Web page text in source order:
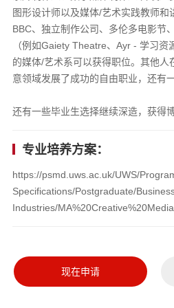
图形设计师以及媒体/艺术实践教师
BBC、独立制作公司、多伦多电影节
（例如Gaiety Theatre、Ayr - 学习
的媒体/艺术系可以获得职位。其他人
意领域发展了成功的自由职业，还有
还有一些毕业生选择继续深造，获得
专业培养方案：
https://psmd.uws.ac.uk/UWS/
Specifications/Postgraduate/
Industries/
现在申请